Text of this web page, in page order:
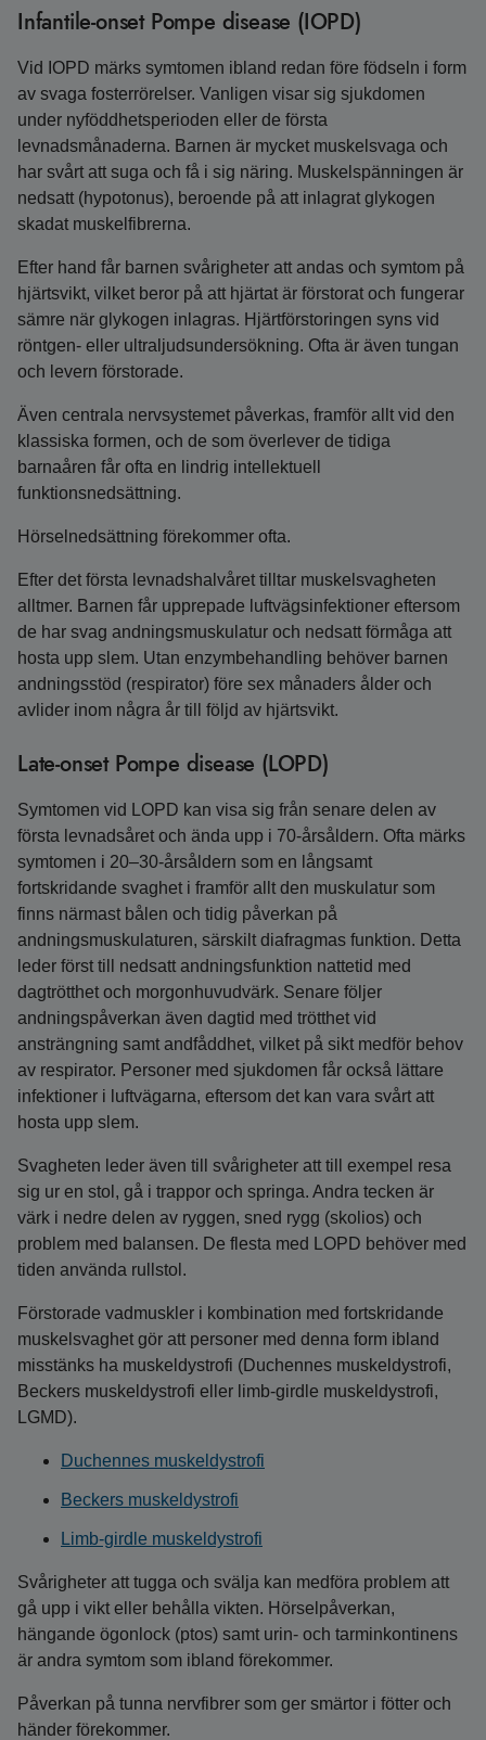
Infantile-onset Pompe disease (IOPD)
Vid IOPD märks symtomen ibland redan före födseln i form
av svaga fosterrörelser. Vanligen visar sig sjukdomen
under nyföddhetsperioden eller de första
levnadsmånaderna. Barnen är mycket muskelsvaga och
har svårt att suga och få i sig näring. Muskelspänningen är
nedsatt (hypotonus), beroende på att inlagrat glykogen
skadat muskelfibrerna.
Efter hand får barnen svårigheter att andas och symtom på
hjärtsvikt, vilket beror på att hjärtat är förstorat och fungerar
sämre när glykogen inlagras. Hjärtförstoringen syns vid
röntgen- eller ultraljudsundersökning. Ofta är även tungan
och levern förstorade.
Även centrala nervsystemet påverkas, framför allt vid den
klassiska formen, och de som överlever de tidiga
barnaåren får ofta en lindrig intellektuell
funktionsnedsättning.
Hörselnedsättning förekommer ofta.
Efter det första levnadshalvåret tilltar muskelsvagheten
alltmer. Barnen får upprepade luftvägsinfektioner eftersom
de har svag andningsmuskulatur och nedsatt förmåga att
hosta upp slem. Utan enzymbehandling behöver barnen
andningsstöd (respirator) före sex månaders ålder och
avlider inom några år till följd av hjärtsvikt.
Late-onset Pompe disease (LOPD)
Symtomen vid LOPD kan visa sig från senare delen av
första levnadsåret och ända upp i 70-årsåldern. Ofta märks
symtomen i 20–30-årsåldern som en långsamt
fortskridande svaghet i framför allt den muskulatur som
finns närmast bålen och tidig påverkan på
andningsmuskulaturen, särskilt diafragmas funktion. Detta
leder först till nedsatt andningsfunktion nattetid med
dagtrötthet och morgonhuvudvärk. Senare följer
andningspåverkan även dagtid med trötthet vid
ansträngning samt andfåddhet, vilket på sikt medför behov
av respirator. Personer med sjukdomen får också lättare
infektioner i luftvägarna, eftersom det kan vara svårt att
hosta upp slem.
Svagheten leder även till svårigheter att till exempel resa
sig ur en stol, gå i trappor och springa. Andra tecken är
värk i nedre delen av ryggen, sned rygg (skolios) och
problem med balansen. De flesta med LOPD behöver med
tiden använda rullstol.
Förstorade vadmuskler i kombination med fortskridande
muskelsvaghet gör att personer med denna form ibland
misstänks ha muskeldystrofi (Duchennes muskeldystrofi,
Beckers muskeldystrofi eller limb-girdle muskeldystrofi,
LGMD).
Duchennes muskeldystrofi
Beckers muskeldystrofi
Limb-girdle muskeldystrofi
Svårigheter att tugga och svälja kan medföra problem att
gå upp i vikt eller behålla vikten. Hörselpåverkan,
hängande ögonlock (ptos) samt urin- och tarminkontinens
är andra symtom som ibland förekommer.
Påverkan på tunna nervfibrer som ger smärtor i fötter och
händer förekommer.